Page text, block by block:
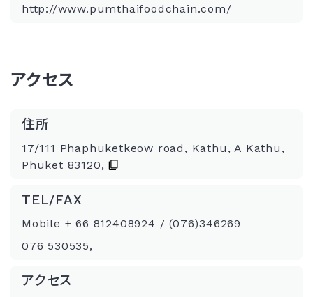
http://www.pumthaifoodchain.com/
アクセス
住所
17/111 Phaphuketkeow road, Kathu, A Kathu,
Phuket 83120,
TEL/FAX
Mobile + 66 812408924 / (076)346269
076 530535,
アクセス